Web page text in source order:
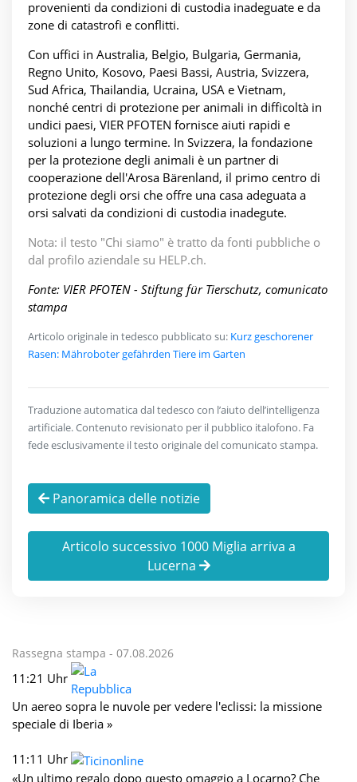
provenienti da condizioni di custodia inadeguate e da
zone di catastrofi e conflitti.
Con uffici in Australia, Belgio, Bulgaria, Germania,
Regno Unito, Kosovo, Paesi Bassi, Austria, Svizzera,
Sud Africa, Thailandia, Ucraina, USA e Vietnam,
nonché centri di protezione per animali in difficoltà in
undici paesi, VIER PFOTEN fornisce aiuti rapidi e
soluzioni a lungo termine. In Svizzera, la fondazione
per la protezione degli animali è un partner di
cooperazione dell'Arosa Bärenland, il primo centro di
protezione degli orsi che offre una casa adeguata a
orsi salvati da condizioni di custodia inadegute.
Nota: il testo "Chi siamo" è tratto da fonti pubbliche o
dal profilo aziendale su HELP.ch.
Fonte: VIER PFOTEN - Stiftung für Tierschutz, comunicato
stampa
Articolo originale in tedesco pubblicato su: Kurz geschorener
Rasen: Mähroboter gefährden Tiere im Garten
Traduzione automatica dal tedesco con l’aiuto dell’intelligenza
artificiale. Contenuto revisionato per il pubblico italofono. Fa
fede esclusivamente il testo originale del comunicato stampa.
Panoramica delle notizie
Articolo successivo 1000 Miglia arriva a
Lucerna
Rassegna stampa - 07.08.2026
11:21 Uhr
Un aereo sopra le nuvole per vedere l'eclissi: la missione
speciale di Iberia »
11:11 Uhr
«Un ultimo regalo dopo questo omaggio a Locarno? Che